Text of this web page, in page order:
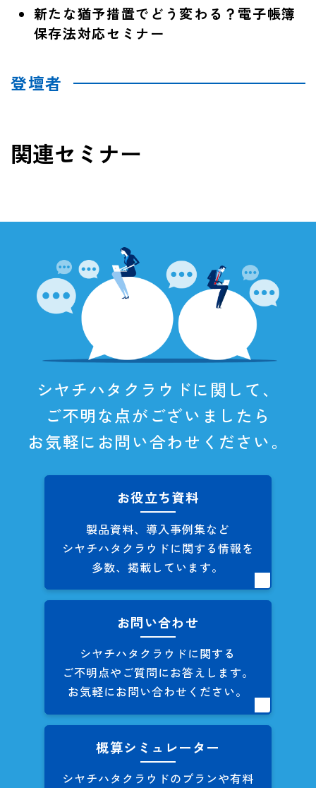
新たな猶予措置でどう変わる？電子帳簿
保存法対応セミナー
登壇者
関連セミナー
シヤチハタクラウドに関して、
ご不明な点がございましたら
お気軽にお問い合わせください。
お役立ち資料
製品資料、導入事例集など
シヤチハタクラウドに関する情報を
多数、掲載しています。
お問い合わせ
シヤチハタクラウドに関する
ご不明点やご質問にお答えします。
お気軽にお問い合わせください。
概算シミュレーター
シヤチハタクラウドのプランや有料